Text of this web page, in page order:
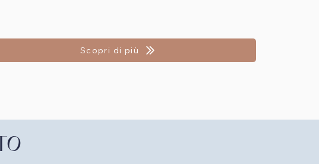
Scopri di più